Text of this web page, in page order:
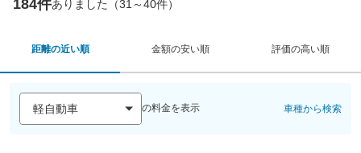
184件ありました（31～40件）
距離の近い順 金額の安い順 評価の高い順
の料金を表示 車種から検索